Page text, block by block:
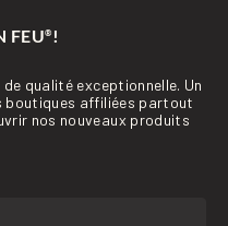
FEU® !
qualité exceptionnelle. Un
boutiques affiliées partout
nos nouveaux produits